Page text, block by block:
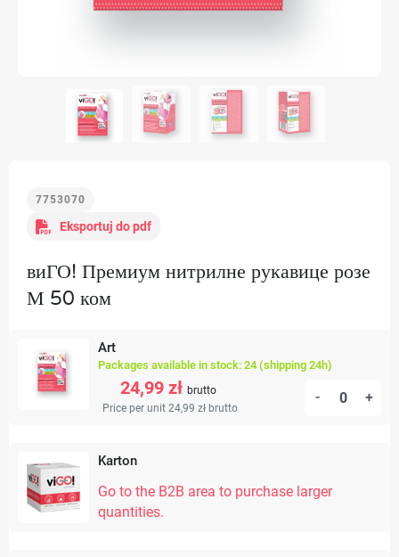
7753070
Eksportuj do pdf
виГО! Премиум нитрилне рукавице розе
М 50 ком
Art
Packages available in stock: 24 (shipping 24h)
24,99 zł brutto
Price per unit 24,99 zł brutto
- +
Karton
Go to the B2B area to purchase larger
quantities.